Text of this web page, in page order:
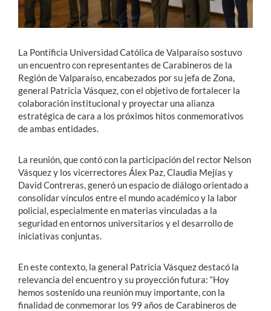
La Pontificia Universidad Católica de Valparaíso sostuvo
un encuentro con representantes de Carabineros de la
Región de Valparaíso, encabezados por su jefa de Zona,
general Patricia Vásquez, con el objetivo de fortalecer la
colaboración institucional y proyectar una alianza
estratégica de cara a los próximos hitos conmemorativos
de ambas entidades.
La reunión, que contó con la participación del rector Nelson
Vásquez y los vicerrectores Álex Paz, Claudia Mejías y
David Contreras, generó un espacio de diálogo orientado a
consolidar vínculos entre el mundo académico y la labor
policial, especialmente en materias vinculadas a la
seguridad en entornos universitarios y el desarrollo de
iniciativas conjuntas.
En este contexto, la general Patricia Vásquez destacó la
relevancia del encuentro y su proyección futura: “Hoy
hemos sostenido una reunión muy importante, con la
finalidad de conmemorar los 99 años de Carabineros de